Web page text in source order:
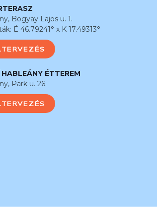
Bogyay Lajos u. 1.
É 46.79241° x K 17.49313°
ÉTTEREM
Park u. 26.